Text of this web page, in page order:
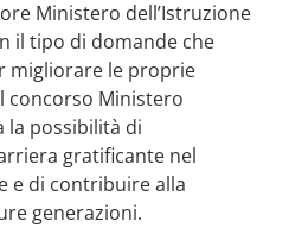
Ministero dell’Istruzione
il tipo di domande che
migliorare le proprie
concorso Ministero
la possibilità di
gratificante nel
e di contribuire alla
generazioni.